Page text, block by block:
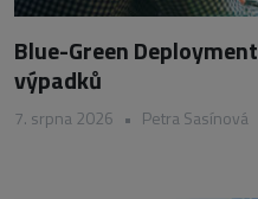
Blue-Green
výpadků
7. srpna 2026 • Petra Sasínová